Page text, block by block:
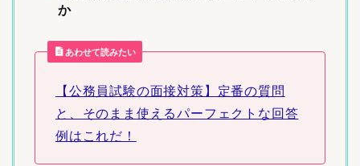
か
あわせて読みたい
【公務員試験の面接対策】定番の質問
と、そのまま使えるパーフェクトな回答
例はこれだ！